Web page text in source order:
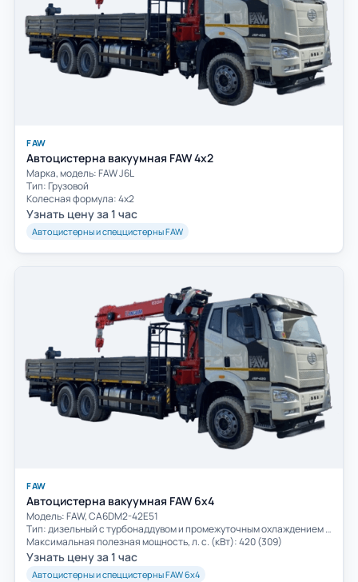
FAW
Автоцистерна вакуумная FAW 4х2
Марка, модель: FAW J6L
Тип: Грузовой
Колесная формула: 4х2
Узнать цену за 1 час
Автоцистерны и спеццистерны FAW
FAW
Автоцистерна вакуумная FAW 6х4
Модель: FAW, CA6DM2-42E51
Тип: дизельный с турбонаддувом и промежуточным охлаждением воздуха
Максимальная полезная мощность, л. с. (кВт): 420 (309)
Узнать цену за 1 час
Автоцистерны и спеццистерны FAW 6х4